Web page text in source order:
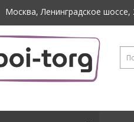
Москва, Ленинградское шоссе,